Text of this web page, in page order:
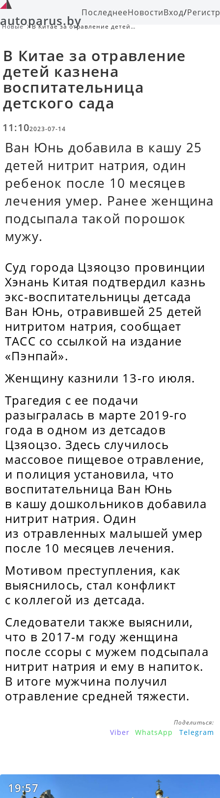
autoparus.byПоследнееНовостиВход/
Новые
В Китае за отравление детей
В Китае за отравление
детей казнена
воспитательница
детского сада
11:102023-07-14
Ван Юнь добавила в кашу 25
детей нитрит натрия, один
ребенок после 10 месяцев
лечения умер. Ранее женщина
подсыпала такой порошок
мужу.
Суд города Цзяоцзо провинции
Хэнань Китая подтвердил казнь
экс-воспитательницы детсада
Ван Юнь, отравившей 25 детей
нитритом натрия, сообщает
ТАСС со ссылкой на издание
«Пэнпай».
Женщину казнили 13-го июля.
Трагедия с ее подачи
разыгралась в марте 2019-го
года в одном из детсадов
Цзяоцзо. Здесь случилось
массовое пищевое отравление,
и полиция установила, что
воспитательница Ван Юнь
в кашу дошкольников добавила
нитрит натрия. Один
из отравленных малышей умер
после 10 месяцев лечения.
Мотивом преступления, как
выяснилось, стал конфликт
с коллегой из детсада.
Следователи также выяснили,
что в 2017-м году женщина
после ссоры с мужем подсыпала
нитрит натрия и ему в напиток.
В итоге мужчина получил
отравление средней тяжести.
Поделиться:
Viber WhatsApp Telegram
19:57